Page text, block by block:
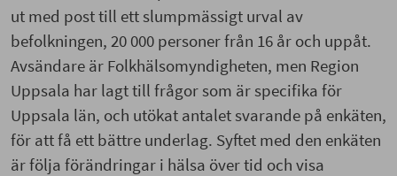
ut med post till ett slumpmässigt urval av
befolkningen, 20 000 personer från 16 år och uppåt.
Avsändare är Folkhälsomyndigheten, men Region
Uppsala har lagt till frågor som är specifika för
Uppsala län, och utökat antalet svarande på enkäten,
för att få ett bättre underlag. Syftet med den enkäten
är följa förändringar i hälsa över tid och visa